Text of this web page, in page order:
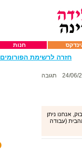
חנות
חזרה לרשימת הפורומים
תגובה
אנחנו ניתן
(עבודה